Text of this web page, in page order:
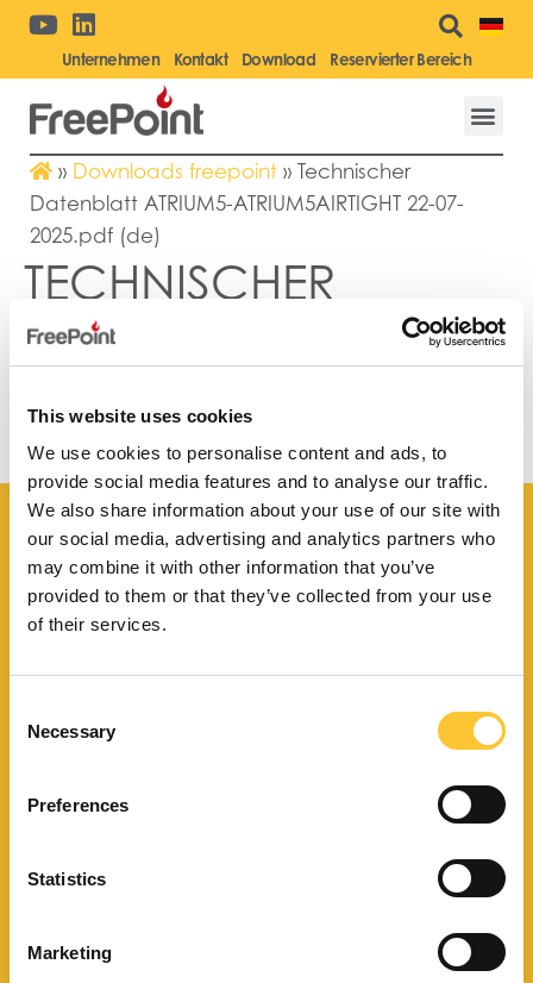
This website uses cookies
We use cookies to personalise content and ads, to
provide social media features and to analyse our traffic.
We also share information about your use of our site with
our social media, advertising and analytics partners who
may combine it with other information that you’ve
provided to them or that they’ve collected from your use
of their services.
Selection
Necessary
Preferences
Statistics
Marketing
Unternehmen Kontakt Download Reservierter Bereich
» Downloads freepoint » Technischer
Datenblatt ATRIUM5-ATRIUM5AIRTIGHT 22-07-
2025.pdf (de)
TECHNISCHER
DATENBLATT
ATRIUM5-
ATRIUM5AIRTIGHT 22-
07-2025.PDF (DE)
Finden Sie Ihr nächstgelegenes